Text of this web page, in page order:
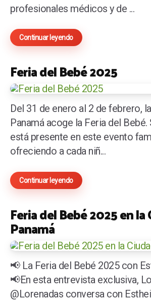
profesionales médicos y de ...
Continuar leyendo
Feria del Bebé 2025
Del 31 de enero al 2 de febrero,
Panamá acoge la Feria del Bebé.
está presente en este evento
ofreciendo a cada niñ...
Continuar leyendo
Feria del Bebé 2025 en
Panamá
📢 La Feria del Bebé 2025 con
📢En esta entrevista exclusiva,
@Lorenadas conversa con